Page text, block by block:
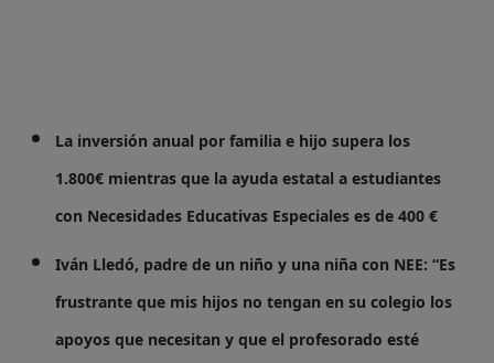
La inversión anual por familia e hijo supera los
1.800€ mientras que la ayuda estatal a estudiantes
con Necesidades Educativas Especiales es de 400 €
Iván Lledó, padre de un niño y una niña con NEE: “Es
frustrante que mis hijos no tengan en su colegio los
apoyos que necesitan y que el profesorado esté